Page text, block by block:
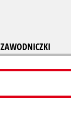
ZAWODNICZKI